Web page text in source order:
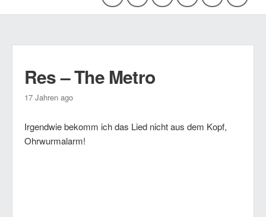
Res – The Metro
17 Jahren ago
Irgendwie bekomm ich das Lied nicht aus dem Kopf,
Ohrwurmalarm!